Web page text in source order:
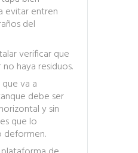
evitar entren
del
verificar que
haya residuos.
va a
debe ser
y sin
que lo